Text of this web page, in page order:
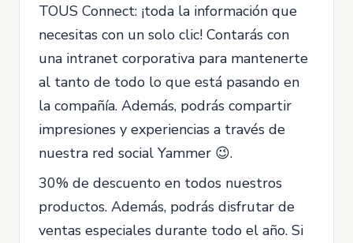
TOUS Connect: ¡toda la información que
necesitas con un solo clic! Contarás con
una intranet corporativa para mantenerte
al tanto de todo lo que está pasando en
la compañía. Además, podrás compartir
impresiones y experiencias a través de
nuestra red social Yammer 😉.
30% de descuento en todos nuestros
productos. Además, podrás disfrutar de
ventas especiales durante todo el año. Si